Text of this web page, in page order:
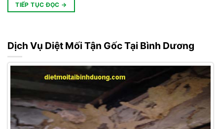
TIẾP TỤC ĐỌC →
Dịch Vụ Diệt Mối Tận Gốc Tại Bình Dương